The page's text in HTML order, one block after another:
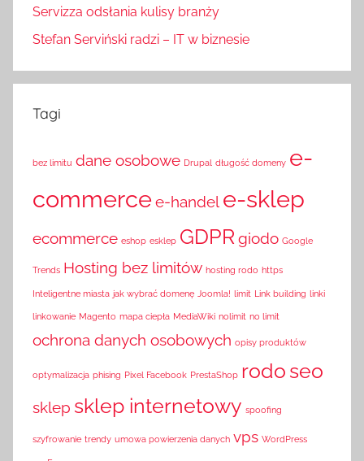
Servizza odsłania kulisy branży
Stefan Serviński radzi – IT w biznesie
Tagi
bez limitu dane osobowe Drupal długość domeny e-
commercee-handel e-sklep
ecommerce eshop esklep GDPRgiodo Google
Trends Hosting bez limitów hosting rodo https
Inteligentne miasta jak wybrać domenę Joomla! limit Link building linki
linkowanie Magento mapa ciepła MediaWiki nolimit no limit
ochrona danych osobowych opisy produktów
optymalizacja phising Pixel Facebook PrestaShop rodo seo
sklep sklep internetowy spoofing
szyfrowanie trendy umowa powierzenia danych vps WordPress